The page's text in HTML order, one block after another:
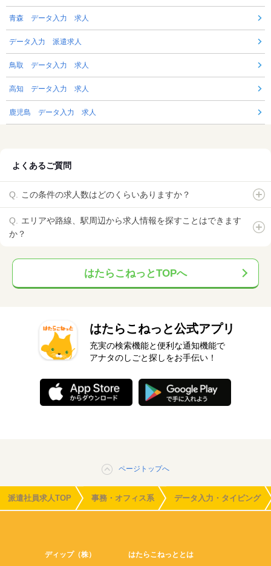
青森 データ入力 求人
データ入力 派遣求人
鳥取 データ入力 求人
高知 データ入力 求人
鹿児島 データ入力 求人
よくあるご質問
この条件の求人数はどのくらいありますか？
エリアや路線、駅周辺から求人情報を探すことはできます
か？
はたらこねっとTOPへ
はたらこねっと公式アプリ
充実の検索機能と便利な通知機能で
アナタのしごと探しをお手伝い！
ページトップへ
派遣社員求人TOP 事務・オフィス系 データ入力・タイピング
ディップ（株） はたらこねっととは